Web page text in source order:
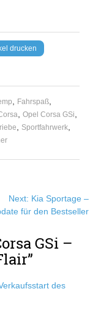
drucken
Fahrspaß
Opel Corsa GSi
Sportfahrwerk
Next: Kia Sportage –
für den Bestseller
GSi –
”
des